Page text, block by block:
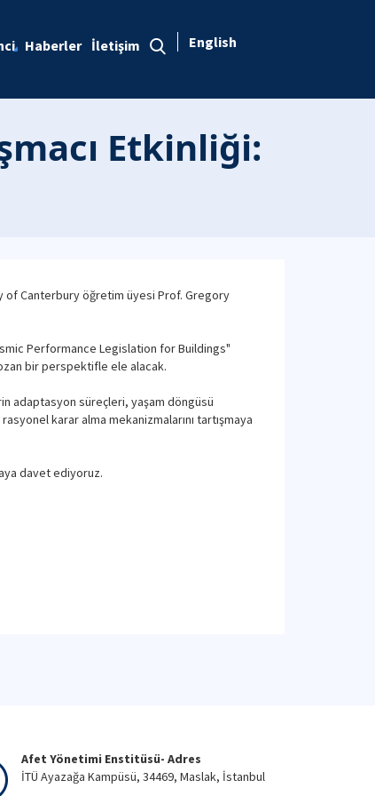
Haberler İletişim English
Etkinliği:
of Canterbury öğretim üyesi Prof. Gregory
Performance Legislation for Buildings"
bir perspektifle ele alacak.
adaptasyon süreçleri, yaşam döngüsü
karar alma mekanizmalarını tartışmaya
davet ediyoruz.
Afet Yönetimi Enstitüsü- Adres
İTÜ Ayazağa Kampüsü, 34469, Maslak, İstanbul